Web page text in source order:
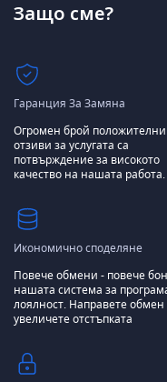
Защо сме?
Гаранция За Замяна
Огромен брой положителни
отзиви за услугата са
потвърждение за високото
качество на нашата работа.
Икономично споделяне
Повече обмени - повече
нашата система за
лоялност. Направете обмен
увеличете отстъпката